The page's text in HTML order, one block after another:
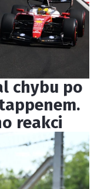
chybu po
reakci